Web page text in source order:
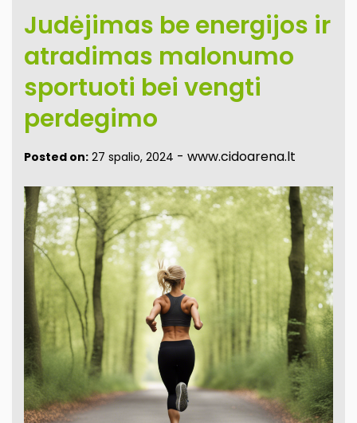
Judėjimas be energijos ir
atradimas malonumo
sportuoti bei vengti
perdegimo
Posted on: 27 spalio, 2024 - www.cidoarena.lt